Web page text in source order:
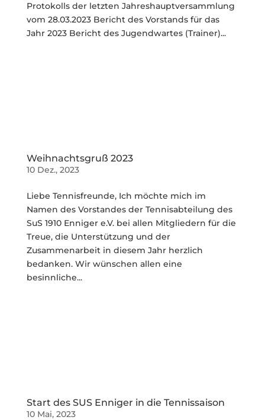
Protokolls der letzten Jahreshauptversammlung
vom 28.03.2023 Bericht des Vorstands für das
Jahr 2023 Bericht des Jugendwartes (Trainer)...
Weihnachtsgruß 2023
10 Dez., 2023
Liebe Tennisfreunde, Ich möchte mich im
Namen des Vorstandes der Tennisabteilung des
SuS 1910 Enniger e.V. bei allen Mitgliedern für die
Treue, die Unterstützung und der
Zusammenarbeit in diesem Jahr herzlich
bedanken. Wir wünschen allen eine
besinnliche...
Start des SUS Enniger in die Tennissaison
10 Mai, 2023